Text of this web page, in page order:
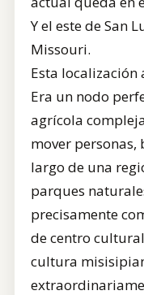
Y el este de San
Missouri.
Esta localización
Era un nodo
agrícola
mover personas,
largo de una
parques
precisamente
de centro
cultura